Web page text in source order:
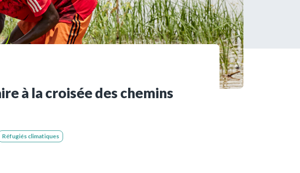
Vous n'êtes pas encore membre ?
Créez un compte en quelques clics !
à la croisée des chemins
Réfugiés climatiques